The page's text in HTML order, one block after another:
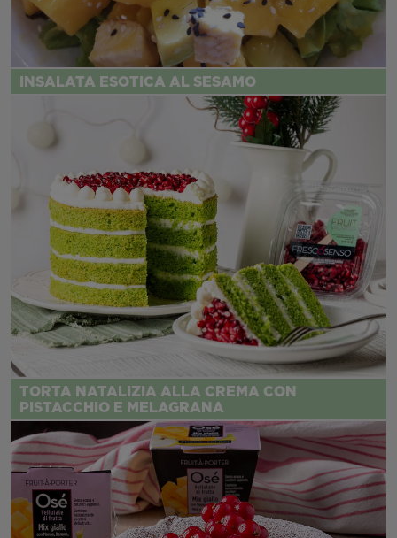
INSALATA ESOTICA AL SESAMO
TORTA NATALIZIA ALLA CREMA CON
PISTACCHIO E MELAGRANA